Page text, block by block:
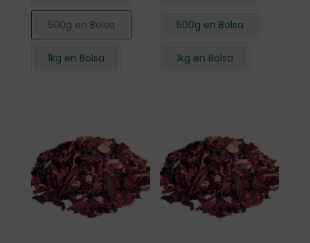
500g en Bolsa
1kg en Bolsa
500g en Bolsa
1kg en Bolsa